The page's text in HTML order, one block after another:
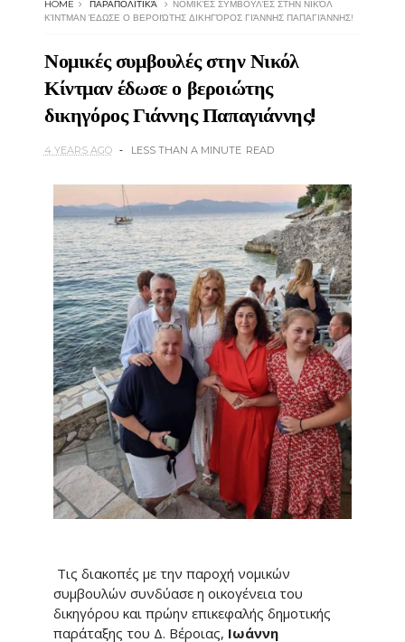
HOME ΠΑΡΑΠΟΛΙΤΙΚΆ
ΝΟΜΙΚΈΣ ΣΥΜΒΟΥΛΈΣ ΣΤΗΝ ΝΙΚΌΛ
ΚΊΝΤΜΑΝ ΈΔΩΣΕ Ο ΒΕΡΟΙΏΤΗΣ ΔΙΚΗΓΌΡΟΣ ΓΙΆΝΝΗΣ ΠΑΠΑΓΙΆΝΝΗΣ!
Νομικές συμβουλές στην Νικόλ
Κίντμαν έδωσε ο βεροιώτης
δικηγόρος Γιάννης Παπαγιάννης!
4 YEARS AGO LESS THAN A MINUTE READ
Τις διακοπές με την παροχή νομικών
συμβουλών συνδύασε η οικογένεια του
δικηγόρου και πρώην επικεφαλής δημοτικής
παράταξης του Δ. Βέροιας, Ιωάννη